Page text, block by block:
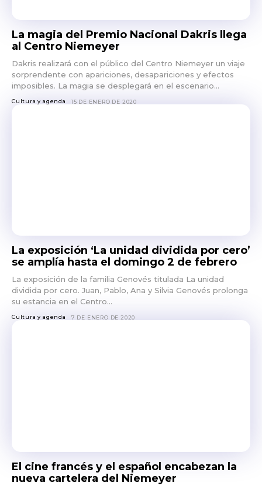
La magia del Premio Nacional Dakris llega
al Centro Niemeyer
Dakris realizará con el público del Centro Niemeyer un viaje
sorprendente con apariciones, desapariciones y efectos
imposibles. La magia se desplegará en el escenario...
Cultura y agenda 15 DE ENERO DE 2020
La exposición ‘La unidad dividida por cero’
se amplía hasta el domingo 2 de febrero
La exposición de la familia Genovés titulada La unidad
dividida por cero. Juan, Pablo, Ana y Silvia Genovés prolonga
su estancia en el Centro...
Cultura y agenda 7 DE ENERO DE 2020
El cine francés y el español encabezan la
nueva cartelera del Niemeyer